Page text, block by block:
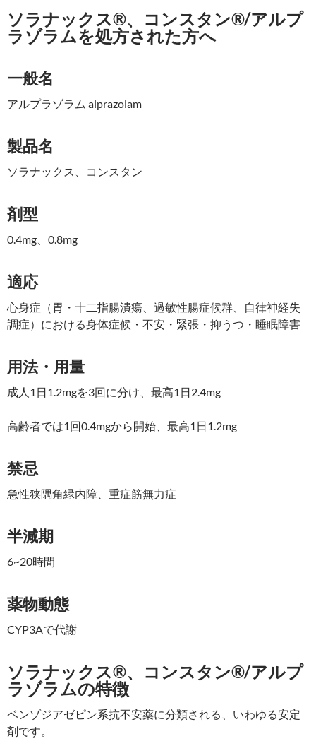
ソラナックス®、コンスタン®/アルプ
ラゾラムを処方された方へ
一般名
アルプラゾラム alprazolam
製品名
ソラナックス、コンスタン
剤型
0.4mg、0.8mg
適応
心身症（胃・十二指腸潰瘍、過敏性腸症候群、自律神経失
調症）における身体症候・不安・緊張・抑うつ・睡眠障害
用法・用量
成人1日1.2mgを3回に分け、最高1日2.4mg
高齢者では1回0.4mgから開始、最高1日1.2mg
禁忌
急性狭隅角緑内障、重症筋無力症
半減期
6~20時間
薬物動態
CYP3Aで代謝
ソラナックス®、コンスタン®/アルプ
ラゾラムの特徴
ベンゾジアゼピン系抗不安薬に分類される、いわゆる安定
剤です。